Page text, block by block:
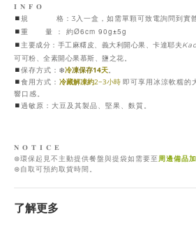
𝐈 𝐍 𝐅 𝐎
⏹︎規
格：3入一盒，如需單顆可致電詢問到實
⏹︎重 量 ： 約Ø6cm 90g±5g
⏹︎ 主要成分：手工麻糬皮、義大利開心果、 卡達耶夫
可可粉、全素開心果慕斯、鹽之花。
⏹︎保存方式： ❄️冷凍保存14天
⏹︎食用方式： 冷藏解凍約2~3小時 即可享用冰涼軟糯的
響口感。
⏹︎過敏原：大豆及其製品、堅果、麩質。
𝐍 𝐎 𝐓 𝐈 𝐂 𝐄
⊛環保起見不主動提供餐盤與提袋如需要至 周邊備品
⊛ 自取可預約取貨時間。
了解更多